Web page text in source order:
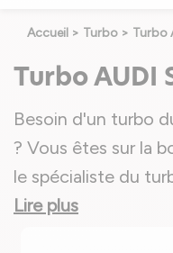
Accueil > Turbo > Turbo
Turbo AUDI
Besoin d'un turbo
? Vous êtes sur la
le spécialiste du
Lire plus